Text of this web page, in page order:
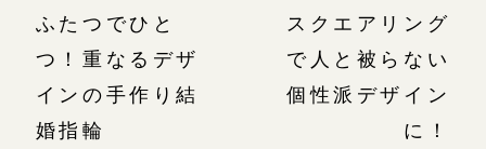
ふたつでひと
つ！重なるデザ
インの手作り結
婚指輪
スクエアリング
で人と被らない
個性派デザイン
に！